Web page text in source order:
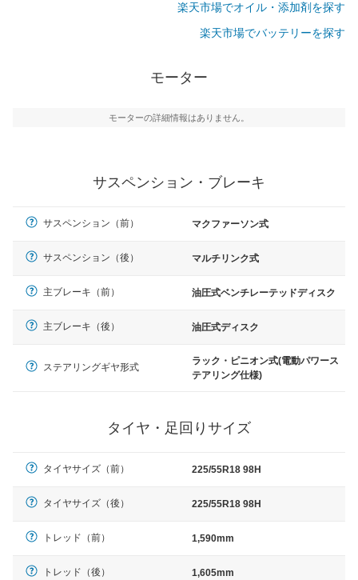
楽天市場でオイル・添加剤を探す
楽天市場でバッテリーを探す
モーター
モーターの詳細情報はありません。
サスペンション・ブレーキ
サスペンション（前） マクファーソン式
サスペンション（後） マルチリンク式
主ブレーキ（前） 油圧式ベンチレーテッドディスク
主ブレーキ（後） 油圧式ディスク
ステアリングギヤ形式
ラック・ピニオン式(電動パワース
テアリング仕様)
タイヤ・足回りサイズ
タイヤサイズ（前） 225/55R18 98H
タイヤサイズ（後） 225/55R18 98H
トレッド（前） 1,590mm
トレッド（後） 1,605mm